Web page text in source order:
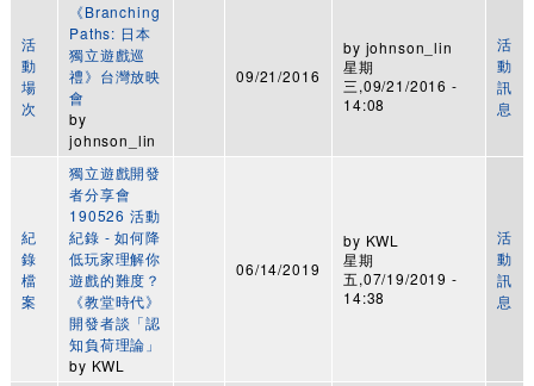
活
動
場
次
《Branching
Paths: 日本
獨立遊戲巡
禮》台灣放映
會
by
johnson_lin
09/21/2016
by johnson_lin
星期
三,09/21/2016 -
14:08
活
動
訊
息
紀
錄
檔
案
獨立遊戲開發
者分享會
190526 活動
紀錄 - 如何降
低玩家理解你
遊戲的難度？
《教堂時代》
開發者談「認
知負荷理論」
by KWL
06/14/2019
by KWL
星期
五,07/19/2019 -
14:38
活
動
訊
息